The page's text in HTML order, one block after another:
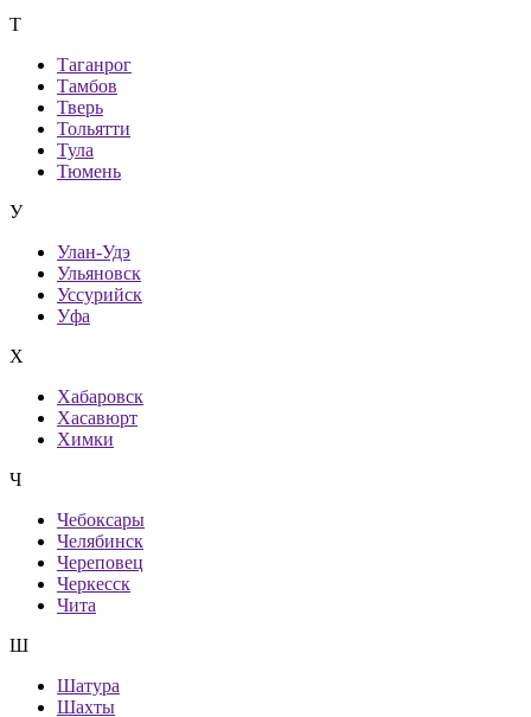
Т
Таганрог
Тамбов
Тверь
Тольятти
Тула
Тюмень
У
Улан-Удэ
Ульяновск
Уссурийск
Уфа
Х
Хабаровск
Хасавюрт
Химки
Ч
Чебоксары
Челябинск
Череповец
Черкесск
Чита
Ш
Шатура
Шахты